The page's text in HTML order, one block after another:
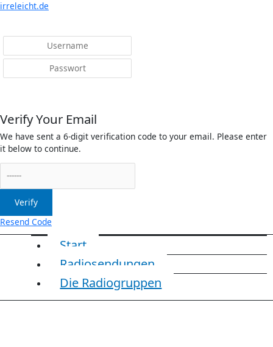
irreleicht.de
Verify Your Email
We have sent a 6-digit verification code to your email. Please enter
it below to continue.
Verify
Resend Code
Menü
Start
Radiosendungen
Die Radiogruppen